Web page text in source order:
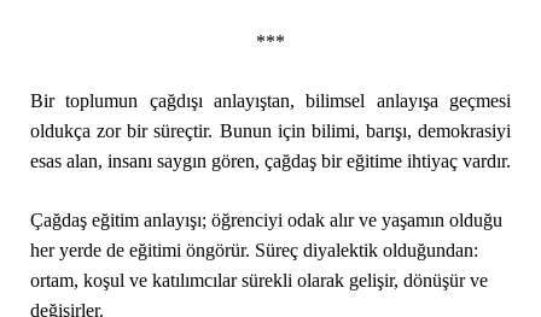
***
Bir toplumun çağdışı anlayıştan, bilimsel anlayışa geçmesi
oldukça zor bir süreçtir. Bunun için bilimi, barışı, demokrasiyi
esas alan, insanı saygın gören, çağdaş bir eğitime ihtiyaç vardır.
Çağdaş eğitim anlayışı; öğrenciyi odak alır ve yaşamın olduğu
her yerde de eğitimi öngörür. Süreç diyalektik olduğundan:
ortam, koşul ve katılımcılar sürekli olarak gelişir, dönüşür ve
değişirler.